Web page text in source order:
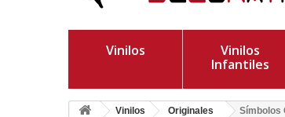
Vinilos
Vinilos
Infantiles
Vinilos Originales Símbolos